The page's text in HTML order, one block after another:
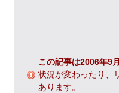
この記事は2006年9
状況が変わったり、
あります。